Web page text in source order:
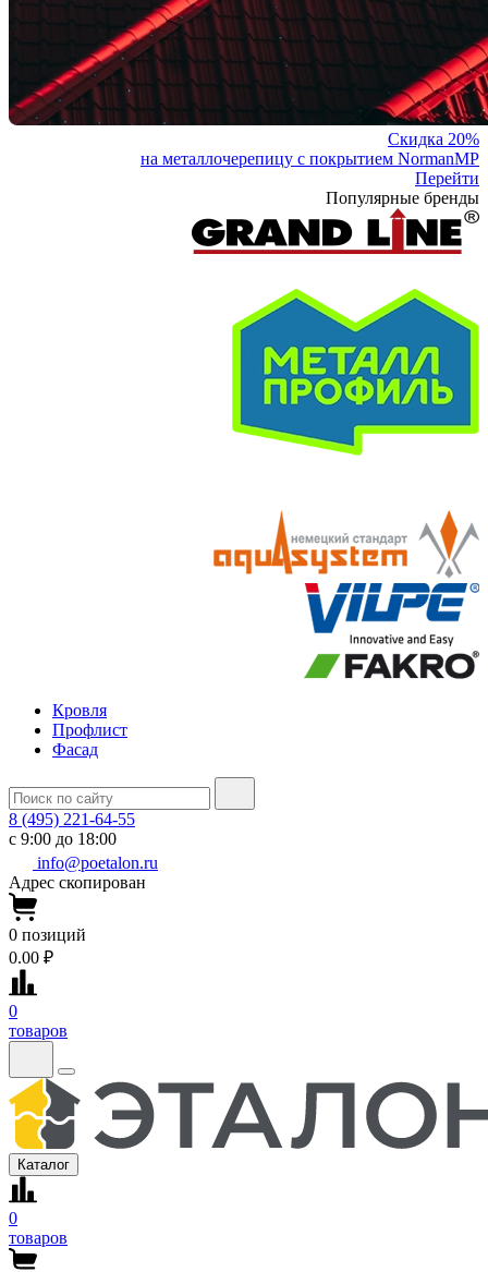
Скидка 20%
на металлочерепицу с покрытием NormanMP
Перейти
Популярные бренды
Кровля
Профлист
Фасад
8 (495) 221-64-55
с 9:00 до 18:00
info@poetalon.ru
Адрес скопирован
0 позиций
0.00 ₽
0
товаров
Каталог
0
товаров